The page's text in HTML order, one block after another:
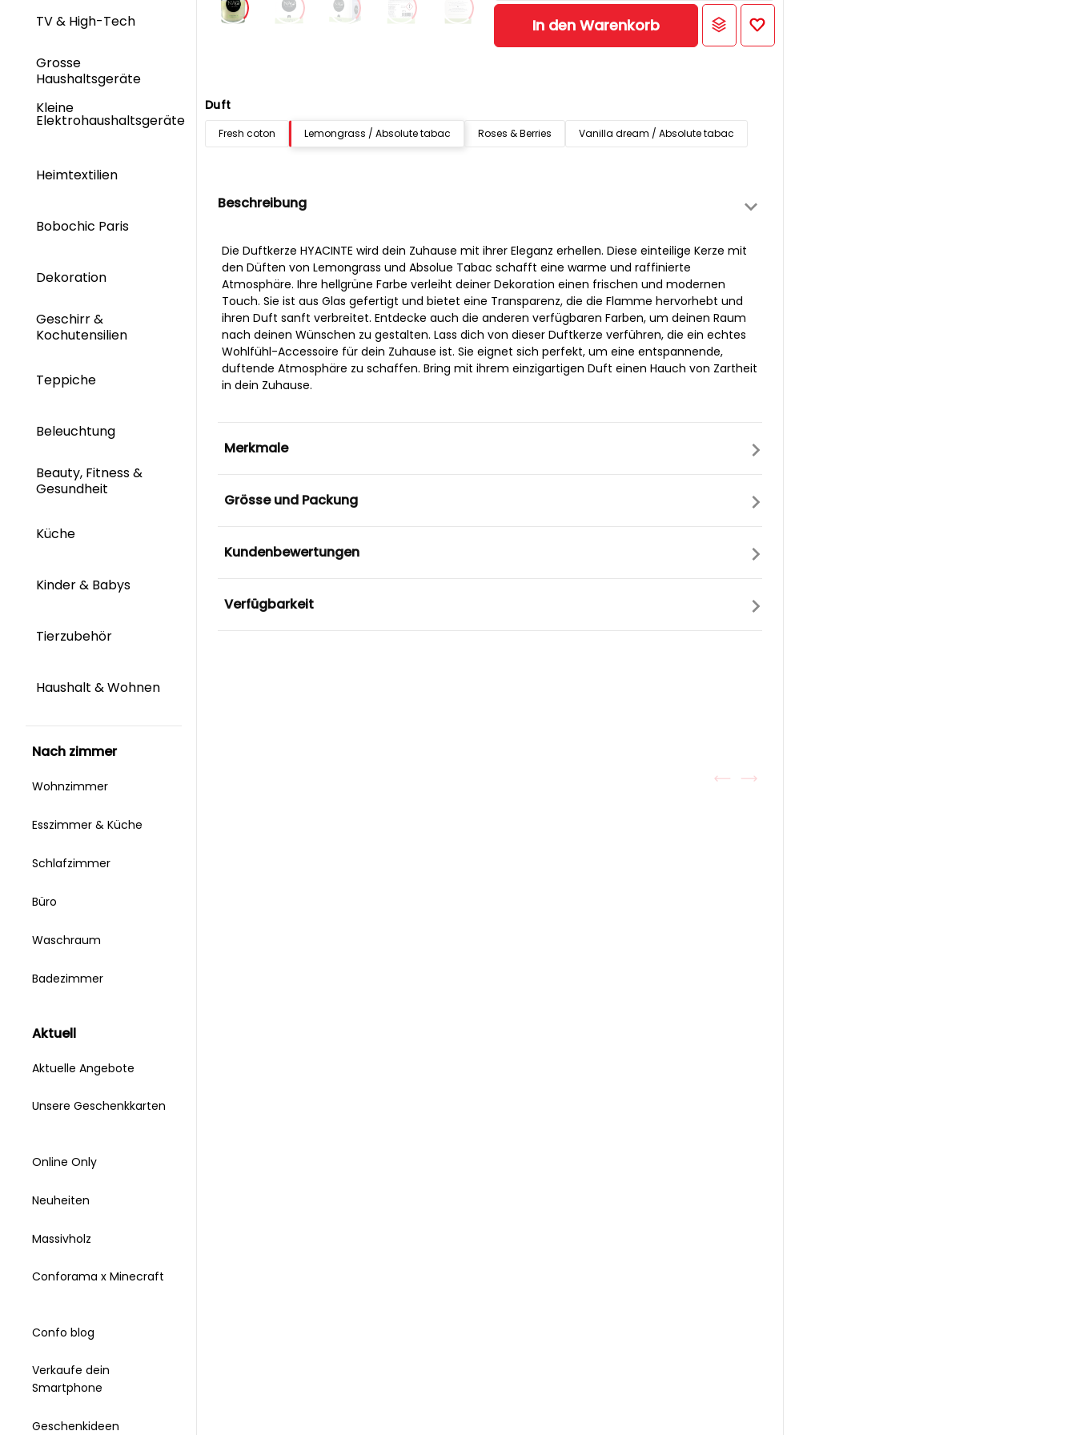
TV & High-Tech
Grosse
Haushaltsgeräte
Kleine
Elektrohaushaltsgeräte
Heimtextilien
Bobochic Paris
Dekoration
Geschirr &
Kochutensilien
Teppiche
Beleuchtung
Beauty, Fitness &
Gesundheit
Küche
Kinder & Babys
Tierzubehör
Haushalt & Wohnen
nach zimmer
Wohnzimmer
Esszimmer & Küche
Schlafzimmer
Büro
Waschraum
Badezimmer
aktuell
Aktuelle Angebote
Unsere Geschenkkarten
Online Only
Neuheiten
Massivholz
Conforama x Minecraft
Confo blog
Verkaufe dein
Smartphone
Geschenkideen
In den Warenkorb
Duft
Fresh coton Lemongrass / Absolute tabac Roses & Berries Vanilla dream / Absolute tabac
Beschreibung
Die Duftkerze HYACINTE wird dein Zuhause mit ihrer Eleganz erhellen. Diese einteilige Kerze mit
den Düften von Lemongrass und Absolue Tabac schafft eine warme und raffinierte
Atmosphäre. Ihre hellgrüne Farbe verleiht deiner Dekoration einen frischen und modernen
Touch. Sie ist aus Glas gefertigt und bietet eine Transparenz, die die Flamme hervorhebt und
ihren Duft sanft verbreitet. Entdecke auch die anderen verfügbaren Farben, um deinen Raum
nach deinen Wünschen zu gestalten. Lass dich von dieser Duftkerze verführen, die ein echtes
Wohlfühl-Accessoire für dein Zuhause ist. Sie eignet sich perfekt, um eine entspannende,
duftende Atmosphäre zu schaffen. Bring mit ihrem einzigartigen Duft einen Hauch von Zartheit
in dein Zuhause.
Merkmale
Grösse und Packung
Kundenbewertungen
Verfügbarkeit